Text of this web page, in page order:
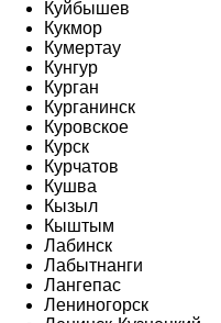
Куйбышев
Кукмор
Кумертау
Кунгур
Курган
Курганинск
Куровское
Курск
Курчатов
Кушва
Кызыл
Кыштым
Лабинск
Лабытнанги
Лангепас
Лениногорск